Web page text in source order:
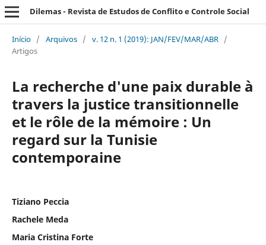
Dilemas - Revista de Estudos de Conflito e Controle Social
Início / Arquivos / v. 12 n. 1 (2019): JAN/FEV/MAR/ABR /
Artigos
La recherche d'une paix durable à
travers la justice transitionnelle
et le rôle de la mémoire : Un
regard sur la Tunisie
contemporaine
Tiziano Peccia
Rachele Meda
Maria Cristina Forte